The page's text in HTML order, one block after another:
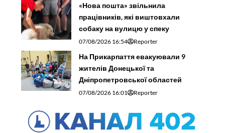
«Нова пошта» звільнила
працівників, які виштовхали
собаку на вулицю у спеку
07/08/2026 16:54 Reporter
На Прикарпаття евакуювали 9
жителів Донецької та
Дніпропетровської областей
07/08/2026 16:01 Reporter